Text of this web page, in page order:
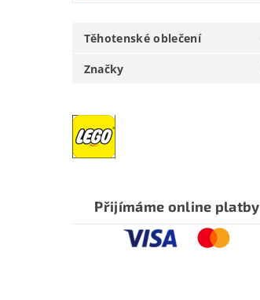
Těhotenské oblečení
Značky
Přijímáme online platby